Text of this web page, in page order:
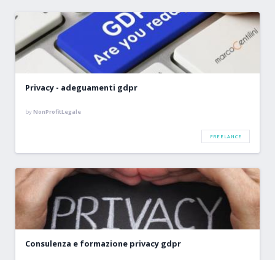
Privacy - adeguamenti gdpr
byNonProfitLegale
FREELANCE
Consulenza e formazione privacy gdpr